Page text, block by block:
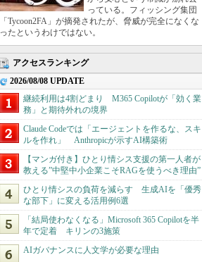
っている。フィッシング集団
「Tycoon2FA」が摘発されたが、脅威が完全になくな
ったというわけではない。
アクセスランキング
2026/08/08 UPDATE
継続利用は4割どまり M365 Copilotが「効く業
務」と期待外れの境界
Claude Codeでは「エージェントを作るな、スキ
ルを作れ」 Anthropicが示すAI構築術
【マンガ付き】ひとり情シス支援の第一人者が
教える”中堅中小企業こそRAGを使うべき理由”
ひとり情シスの負荷を減らす 生成AIを「優秀
な部下」に変える活用例6選
「結局使わなくなる」Microsoft 365 Copilotを半
年で定着 キリンの3施策
AIガバナンスに人文学が必要な理由